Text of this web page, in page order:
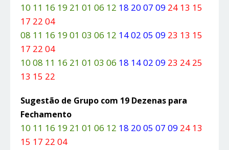
10 11 16 19 21 01 06 12 18 20 07 09 24 13 15
17 22 04
08 11 16 19 01 03 06 12 14 02 05 09 23 13 15
17 22 04
10 08 11 16 21 01 03 06 18 14 02 09 23 24 25
13 15 22
Sugestão de Grupo com 19 Dezenas para
Fechamento
10 11 16 19 21 01 06 12 18 20 05 07 09 24 13
15 17 22 04